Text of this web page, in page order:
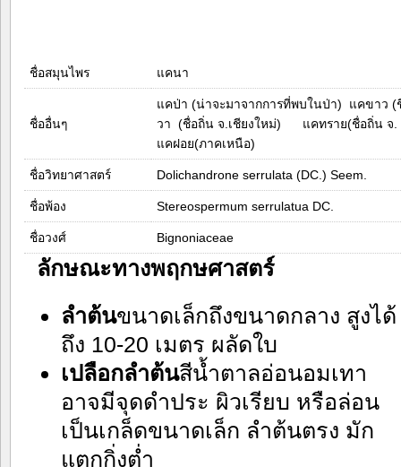
ชื่อสมุนไพร แคนา
ชื่ออื่นๆ
แคป่า (น่าจะมาจากการที่พบในป่า) แคขาว
วา (ชื่อถิ่น จ.เชียงใหม่) แคทราย(ชื่อถิ่น จ.
แคฝอย(ภาคเหนือ)
ชื่อวิทยาศาสตร์ Dolichandrone serrulata (DC.) Seem.
ชื่อพ้อง Stereospermum serrulatua DC.
ชื่อวงศ์ Bignoniaceae
ลักษณะทางพฤกษศาสตร์
ลำต้นขนาดเล็กถึงขนาดกลาง สูงได้
ถึง 10-20 เมตร ผลัดใบ
เปลือกลำต้นสีน้ำตาลอ่อนอมเทา
อาจมีจุดดำประ ผิวเรียบ หรือล่อน
เป็นเกล็ดขนาดเล็ก ลำต้นตรง มัก
แตกกิ่งต่ำ